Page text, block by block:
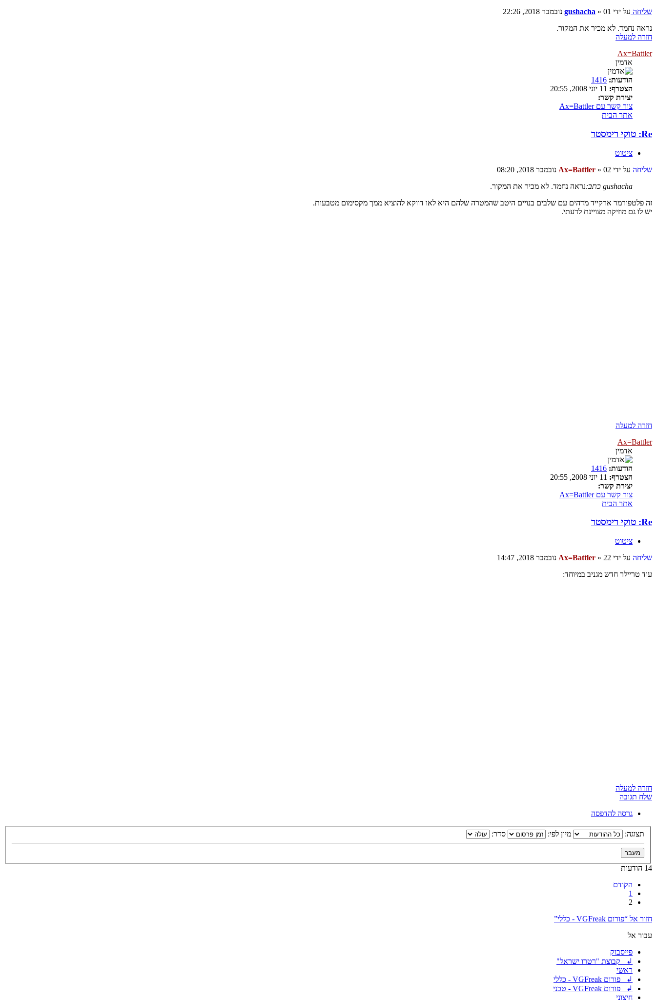
שליחה על ידי gushacha » 01 נובמבר 2018, 22:26
נראה נחמד. לא מכיר את המקור.
חזרה למעלה
Ax=Battler
אדמין
הודעות: 1416
הצטרף:
יצירת קשר:
צור קשר עם Ax=Battler
אתר הבית
Re: טוקי רימסטר
ציטוט
שליחה על ידי Ax=Battler » 02 נובמבר 2018, 08:20
gushacha כתב:
נראה נחמד. לא מכיר את המקור.
זה פלטפורמר ארקייד מדהים עם שלבים בנויים היטב שהמטרה שלהם היא לאו דווקא להוציא ממך מקסימום מטבעות.
יש לו גם מוזיקה מצויינת לדעתי.
חזרה למעלה
Ax=Battler
אדמין
הודעות: 1416
הצטרף:
יצירת קשר:
צור קשר עם Ax=Battler
אתר הבית
Re: טוקי רימסטר
ציטוט
שליחה על ידי Ax=Battler » 22 נובמבר 2018, 14:47
עוד טריילר חדש מגניב במיוחד:
חזרה למעלה
שלח תגובה
גרסה להדפסה
תצוגה: מיון לפי: סדר:
14 הודעות
הקודם
1
2
חזור אל “פורום VGFreak - כללי”
עבור אל
פייסבוק
↲ קבוצת "רטרו ישראל"
ראשי
↲ פורום VGFreak - כללי
↲ פורום VGFreak - טכני
חיצוני